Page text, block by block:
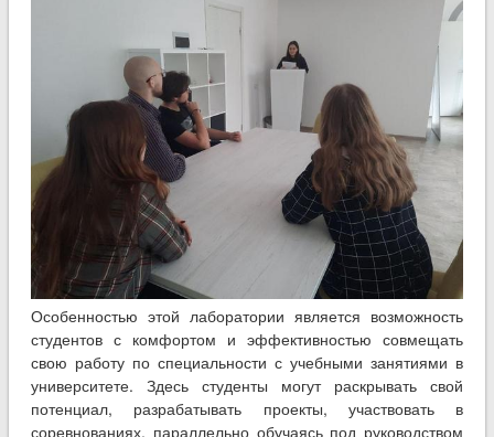
Особенностью этой лаборатории является возможность
студентов с комфортом и эффективностью совмещать
свою работу по специальности с учебными занятиями в
университете. Здесь студенты могут раскрывать свой
потенциал, разрабатывать проекты, участвовать в
соревнованиях, параллельно обучаясь под руководством